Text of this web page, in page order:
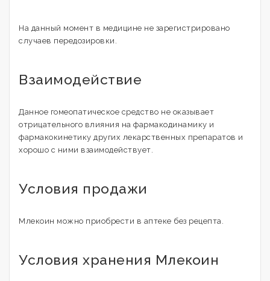
На данный момент в медицине не зарегистрировано
случаев передозировки.
Взаимодействие
Данное гомеопатическое средство не оказывает
отрицательного влияния на фармакодинамику и
фармакокинетику других лекарственных препаратов и
хорошо с ними взаимодействует.
Условия продажи
Млекоин можно приобрести в аптеке без рецепта.
Условия хранения Млекоин